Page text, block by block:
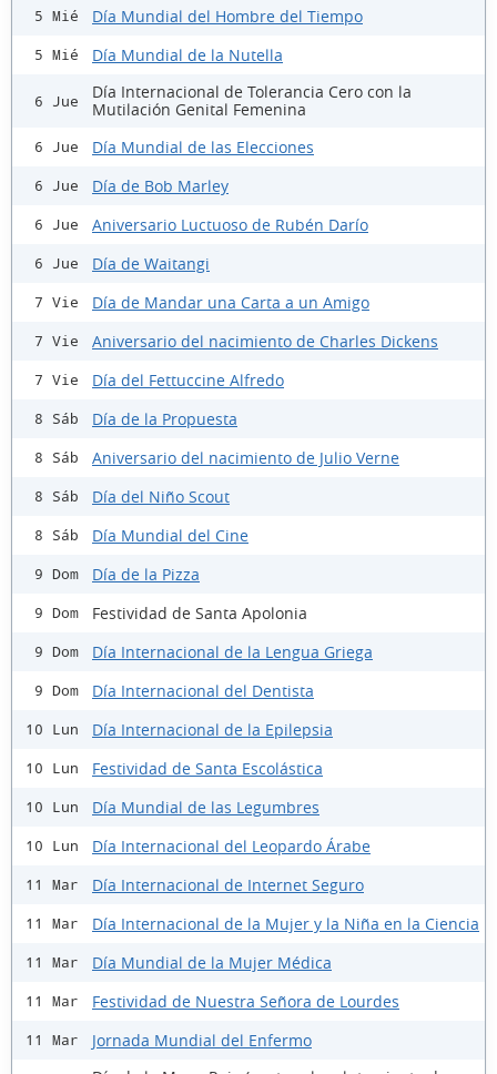
5 Mié Día Mundial del Hombre del Tiempo
5 Mié Día Mundial de la Nutella
6 Jue
Día Internacional de Tolerancia Cero con la
Mutilación Genital Femenina
6 Jue Día Mundial de las Elecciones
6 Jue Día de Bob Marley
6 Jue Aniversario Luctuoso de Rubén Darío
6 Jue Día de Waitangi
7 Vie Día de Mandar una Carta a un Amigo
7 Vie Aniversario del nacimiento de Charles Dickens
7 Vie Día del Fettuccine Alfredo
8 Sáb Día de la Propuesta
8 Sáb Aniversario del nacimiento de Julio Verne
8 Sáb Día del Niño Scout
8 Sáb Día Mundial del Cine
9 Dom Día de la Pizza
9 Dom Festividad de Santa Apolonia
9 Dom Día Internacional de la Lengua Griega
9 Dom Día Internacional del Dentista
10 Lun Día Internacional de la Epilepsia
10 Lun Festividad de Santa Escolástica
10 Lun Día Mundial de las Legumbres
10 Lun Día Internacional del Leopardo Árabe
11 Mar Día Internacional de Internet Seguro
11 Mar Día Internacional de la Mujer y la Niña en la Ciencia
11 Mar Día Mundial de la Mujer Médica
11 Mar Festividad de Nuestra Señora de Lourdes
11 Mar
Jornada Mundial del Enfermo